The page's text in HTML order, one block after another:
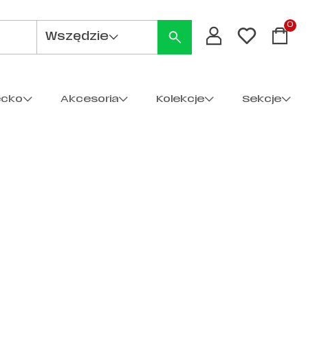
Wszędzie
0
Akcesoria Kolekcje Sekcje